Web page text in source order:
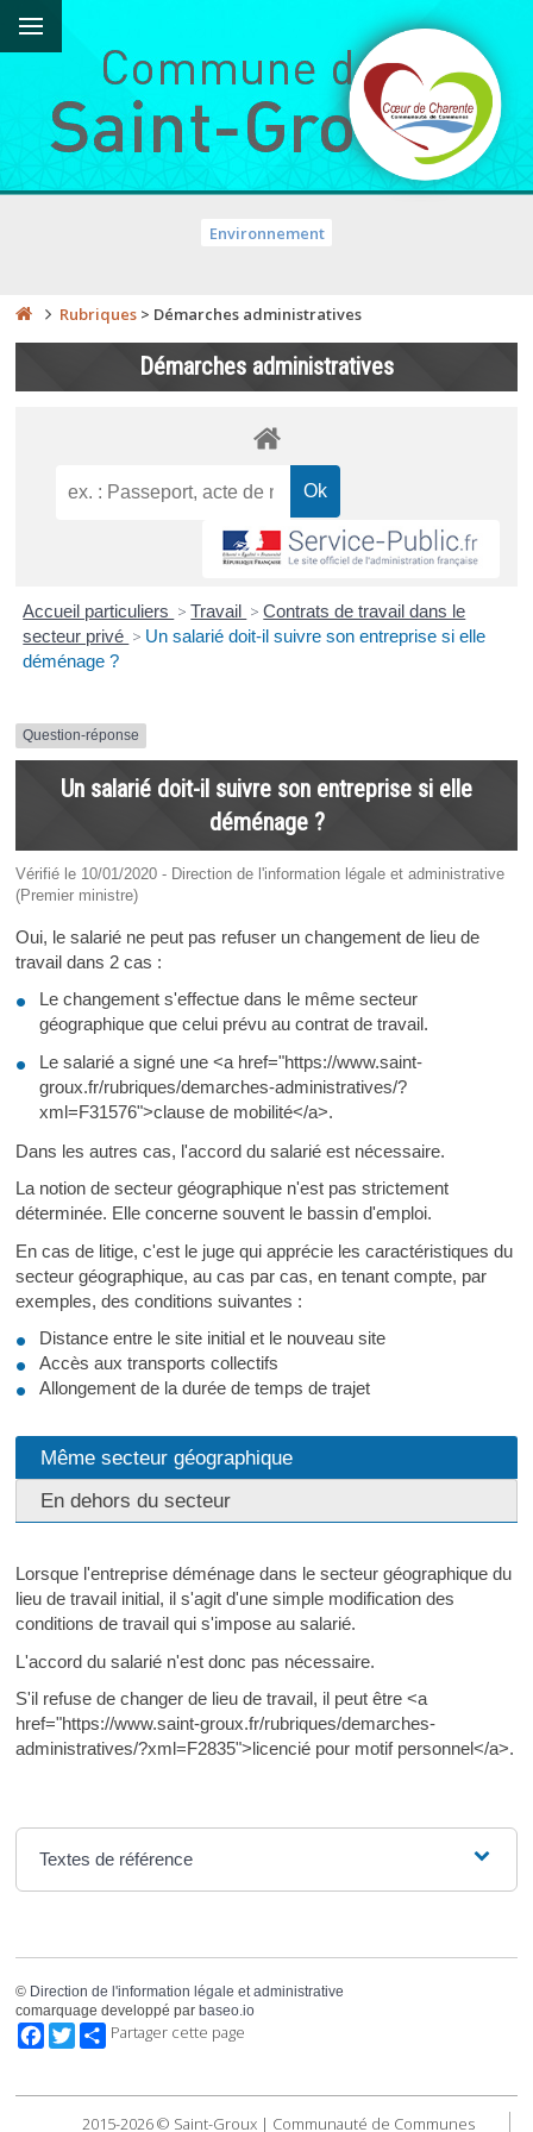
Environnement
Rubriques > Démarches administratives
Démarches administratives
Accueil particuliers > Travail > Contrats de travail dans le
secteur privé > Un salarié doit-il suivre son entreprise si elle
déménage ?
Question-réponse
Un salarié doit-il suivre son entreprise si elle
déménage ?
Vérifié le 10/01/2020 - Direction de l'information légale et administrative
(Premier ministre)
Oui, le salarié ne peut pas refuser un changement de lieu de
travail dans 2 cas :
Le changement s'effectue dans le même secteur
géographique que celui prévu au contrat de travail.
Le salarié a signé une <a href="https://www.saint-
groux.fr/rubriques/demarches-administratives/?
xml=F31576">clause de mobilité</a>.
Dans les autres cas, l'accord du salarié est nécessaire.
La notion de secteur géographique n'est pas strictement
déterminée. Elle concerne souvent le bassin d'emploi.
En cas de litige, c'est le juge qui apprécie les caractéristiques du
secteur géographique, au cas par cas, en tenant compte, par
exemples, des conditions suivantes :
Distance entre le site initial et le nouveau site
Accès aux transports collectifs
Allongement de la durée de temps de trajet
Même secteur géographique
En dehors du secteur
Lorsque l'entreprise déménage dans le secteur géographique du
lieu de travail initial, il s'agit d'une simple modification des
conditions de travail qui s'impose au salarié.
L'accord du salarié n'est donc pas nécessaire.
S'il refuse de changer de lieu de travail, il peut être <a
href="https://www.saint-groux.fr/rubriques/demarches-
administratives/?xml=F2835">licencié pour motif personnel</a>.
Textes de référence
© Direction de l'information légale et administrative
comarquage developpé par baseo.io
FacebookTwitterPartager cette page
2015-2026 © Saint-Groux | Communauté de Communes